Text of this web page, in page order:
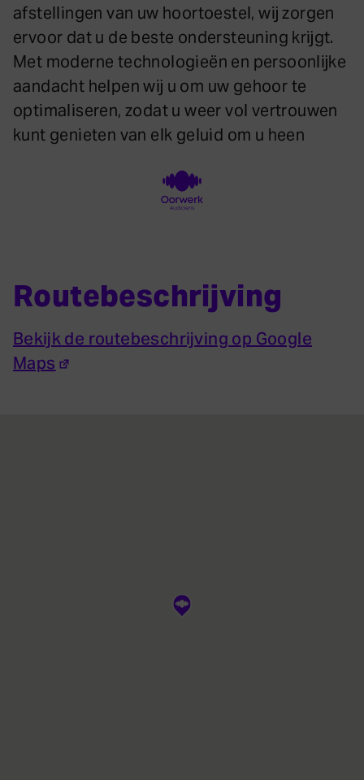
afstellingen van uw hoortoestel, wij zorgen
ervoor dat u de beste ondersteuning krijgt.
Met moderne technologieën en persoonlijke
aandacht helpen wij u om uw gehoor te
optimaliseren, zodat u weer vol vertrouwen
kunt genieten van elk geluid om u heen
Routebeschrijving
Bekijk de routebeschrijving op Google
Maps